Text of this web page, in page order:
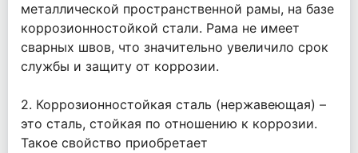
металлической пространственной рамы, на базе
коррозионностойкой стали. Рама не имеет
сварных швов, что значительно увеличило срок
службы и защиту от коррозии.
2. Коррозионностойкая сталь (нержавеющая) –
это сталь, стойкая по отношению к коррозии.
Такое свойство приобретает